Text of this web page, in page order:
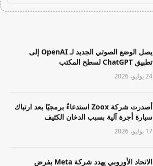
يصل الوضع الصوتي الجديد لـ OpenAI إلى
تطبيق ChatGPT لسطح المكتب
24 يوليو، 2026
أصدرت شركة Zoox استدعاءً برمجيًا بعد ارتباك
سيارة أجرة آلية بسبب الدخان الكثيف
17 يوليو، 2026
الاتحاد الأوروبي يهدد شركة Meta بفرض